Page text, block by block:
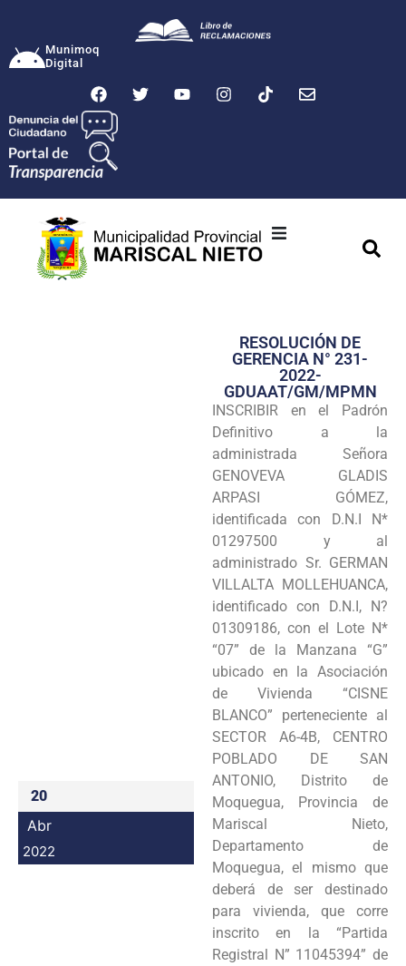
Munimoq
Digital
Transparencia
Seguridad
Programas
Intranet
20
Abr
2022
RESOLUCIÓN DE
GERENCIA N° 231-
2022-
GDUAAT/GM/MPMN
INSCRIBIR en el Padrón
Definitivo a la
administrada Señora
GENOVEVA GLADIS
ARPASI GÓMEZ,
identificada con D.N.I N*
01297500 y al
administrado Sr. GERMAN
VILLALTA MOLLEHUANCA,
identificado con D.N.I, N?
01309186, con el Lote N*
“07” de la Manzana “G”
ubicado en la Asociación
de Vivienda “CISNE
BLANCO” perteneciente al
SECTOR A6-4B, CENTRO
POBLADO DE SAN
ANTONIO, Distrito de
Moquegua, Provincia de
Mariscal Nieto,
Departamento de
Moquegua, el mismo que
deberá de ser destinado
para vivienda, que corre
inscrito en la “Partida
Registral N” 11045394” de